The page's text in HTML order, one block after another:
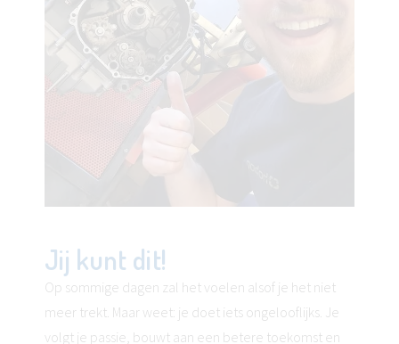
Jij kunt dit!
Op sommige dagen zal het voelen alsof je het niet
meer trekt. Maar weet: je doet iets ongelooflijks. Je
volgt je passie, bouwt aan een betere toekomst en